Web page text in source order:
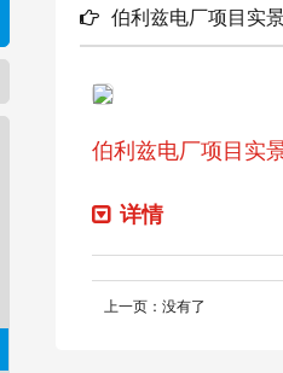
伯利兹电厂项目实
伯利兹电厂项目实
详情
上一页：没有了